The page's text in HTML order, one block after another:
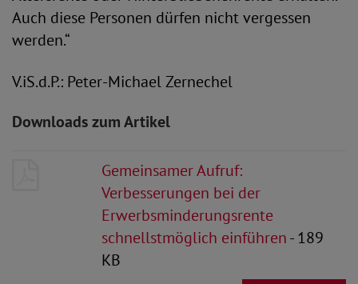
Auch diese Personen dürfen nicht vergessen
werden.“
V.iS.d.P.: Peter-Michael Zernechel
Downloads zum Artikel
Gemeinsamer Aufruf:
Verbesserungen bei der
Erwerbsminderungsrente
schnellstmöglich einführen- 189
KB